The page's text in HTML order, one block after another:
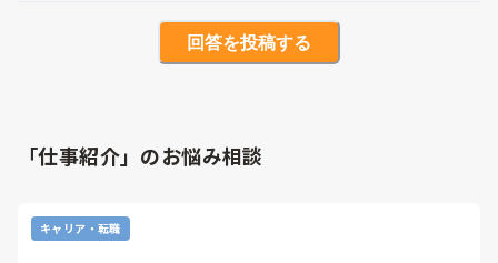
回答を投稿する
「仕事紹介」のお悩み相談
キャリア・転職